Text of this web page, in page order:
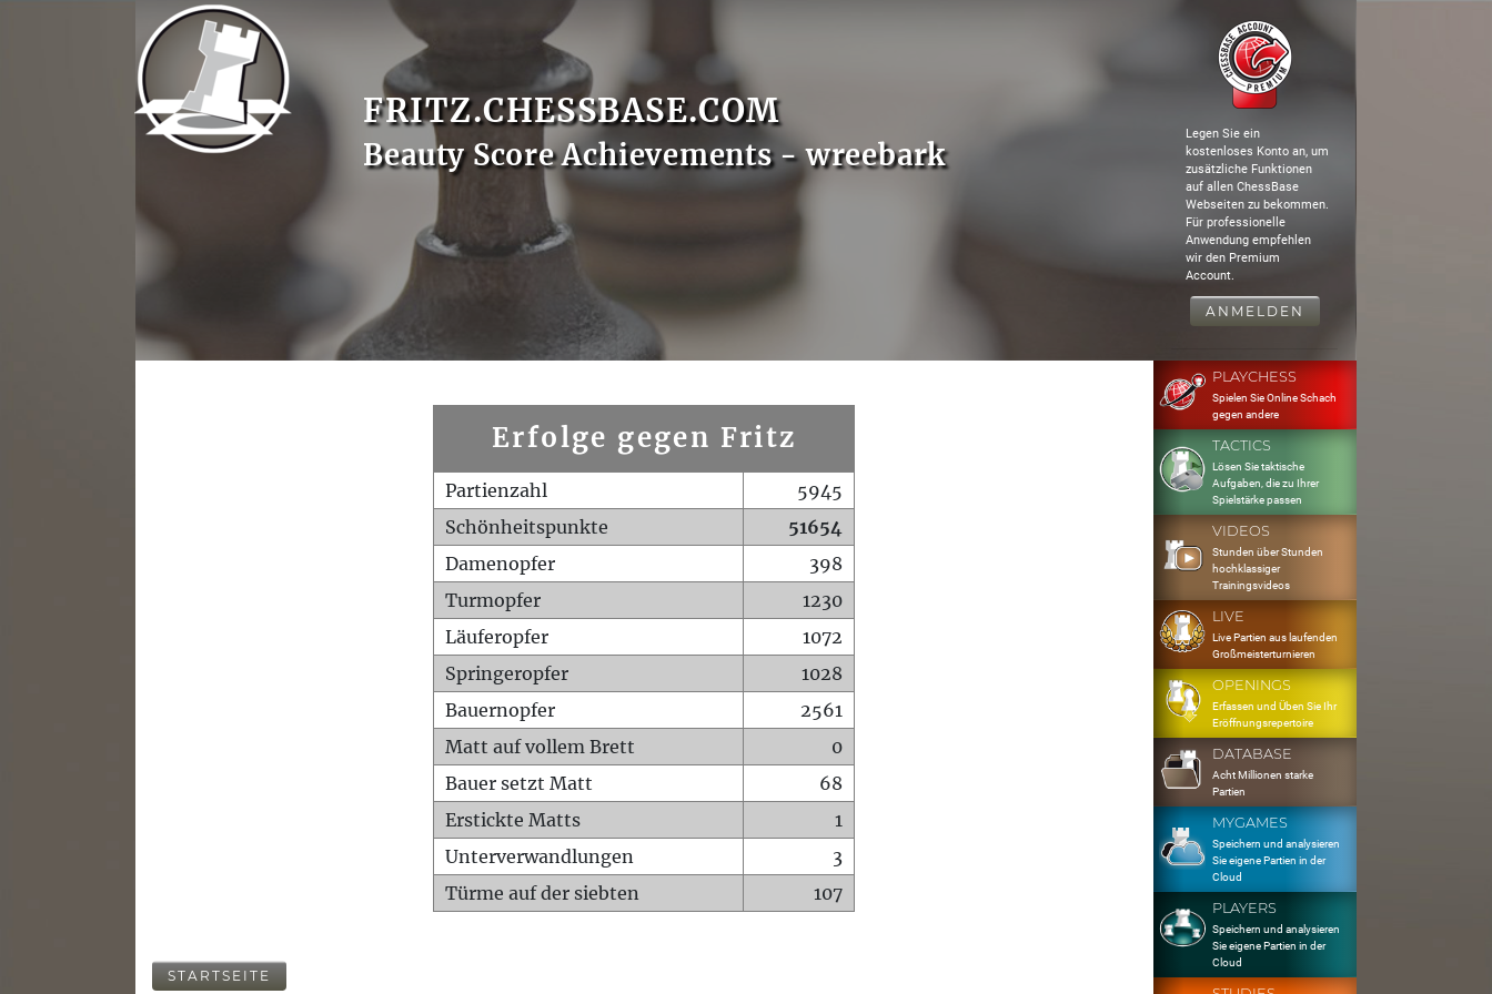
FRITZ.CHESSBASE.COM
Beauty Score Achievements - wreebark
Legen Sie ein
kostenloses Konto an, um
zusätzliche Funktionen
auf allen ChessBase
Webseiten zu bekommen.
Für professionelle
Anwendung empfehlen
wir den Premium
Account.
ANMELDEN
Erfolge gegen Fritz
Partienzahl
5945
Schönheitspunkte
51654
Damenopfer
398
Turmopfer
1230
Läuferopfer
1072
Springeropfer
1028
Bauernopfer
2561
Matt auf vollem Brett
0
Bauer setzt Matt
68
Erstickte Matts
1
Unterverwandlungen
3
Türme auf der siebten
107
STARTSEITE
PLAYCHESS
Spielen Sie Online Schach
gegen andere
TACTICS
Lösen Sie taktische
Aufgaben, die zu Ihrer
Spielstärke passen
VIDEOS
Stunden über Stunden
hochklassiger
Trainingsvideos
LIVE
Live Partien aus laufenden
Großmeisterturnieren
OPENINGS
Erfassen und Üben Sie Ihr
Eröffnungsrepertoire
DATABASE
Acht Millionen starke
Partien
MYGAMES
Speichern und analysieren
Sie eigene Partien in der
Cloud
PLAYERS
Speichern und analysieren
Sie eigene Partien in der
Cloud